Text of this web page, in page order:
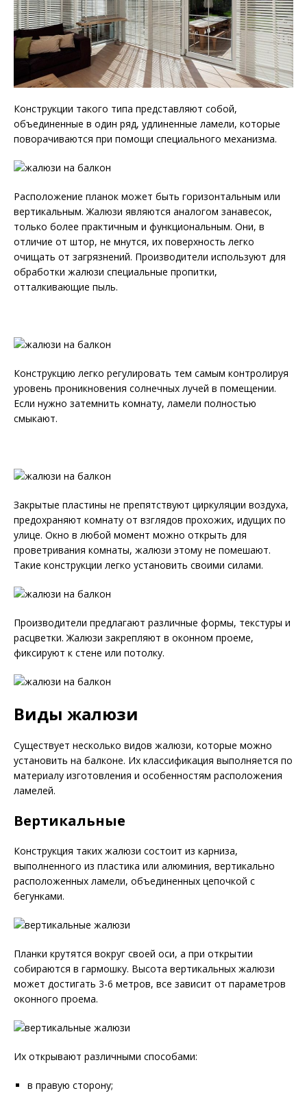
Конструкции такого типа представляют собой,
объединенные в один ряд, удлиненные ламели, которые
поворачиваются при помощи специального механизма.
Расположение планок может быть горизонтальным или
вертикальным. Жалюзи являются аналогом занавесок,
только более практичным и функциональным. Они, в
отличие от штор, не мнутся, их поверхность легко
очищать от загрязнений. Производители используют для
обработки жалюзи специальные пропитки,
отталкивающие пыль.
Конструкцию легко регулировать тем самым контролируя
уровень проникновения солнечных лучей в помещении.
Если нужно затемнить комнату, ламели полностью
смыкают.
Закрытые пластины не препятствуют циркуляции воздуха,
предохраняют комнату от взглядов прохожих, идущих по
улице. Окно в любой момент можно открыть для
проветривания комнаты, жалюзи этому не помешают.
Такие конструкции легко установить своими силами.
Производители предлагают различные формы, текстуры и
расцветки. Жалюзи закрепляют в оконном проеме,
фиксируют к стене или потолку.
Виды жалюзи
Существует несколько видов жалюзи, которые можно
установить на балконе. Их классификация выполняется по
материалу изготовления и особенностям расположения
ламелей.
Вертикальные
Конструкция таких жалюзи состоит из карниза,
выполненного из пластика или алюминия, вертикально
расположенных ламели, объединенных цепочкой с
бегунками.
Планки крутятся вокруг своей оси, а при открытии
собираются в гармошку. Высота вертикальных жалюзи
может достигать 3-6 метров, все зависит от параметров
оконного проема.
Их открывают различными способами:
в правую сторону;